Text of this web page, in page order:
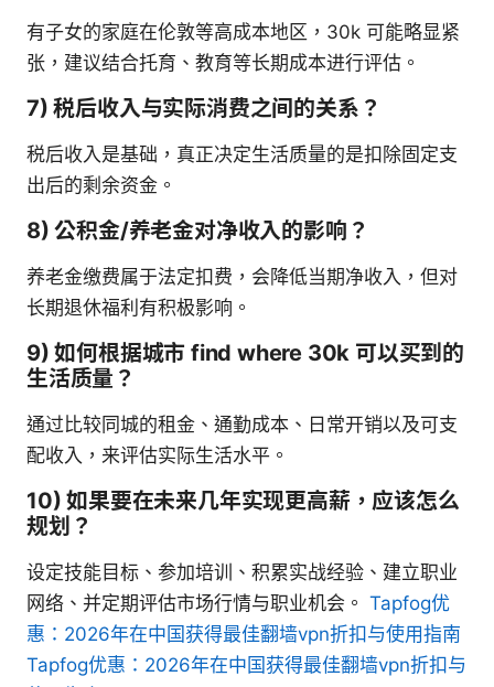
有子女的家庭在伦敦等高成本地区，30k 可能略显紧
张，建议结合托育、教育等长期成本进行评估。
7) 税后收入与实际消费之间的关系？
税后收入是基础，真正决定生活质量的是扣除固定支
出后的剩余资金。
8) 公积金/养老金对净收入的影响？
养老金缴费属于法定扣费，会降低当期净收入，但对
长期退休福利有积极影响。
9) 如何根据城市 find where 30k 可以买到的
生活质量？
通过比较同城的租金、通勤成本、日常开销以及可支
配收入，来评估实际生活水平。
10) 如果要在未来几年实现更高薪，应该怎么
规划？
设定技能目标、参加培训、积累实战经验、建立职业
网络、并定期评估市场行情与职业机会。 Tapfog优
惠：2026年在中国获得最佳翻墙vpn折扣与使用指南
Tapfog优惠：2026年在中国获得最佳翻墙vpn折扣与